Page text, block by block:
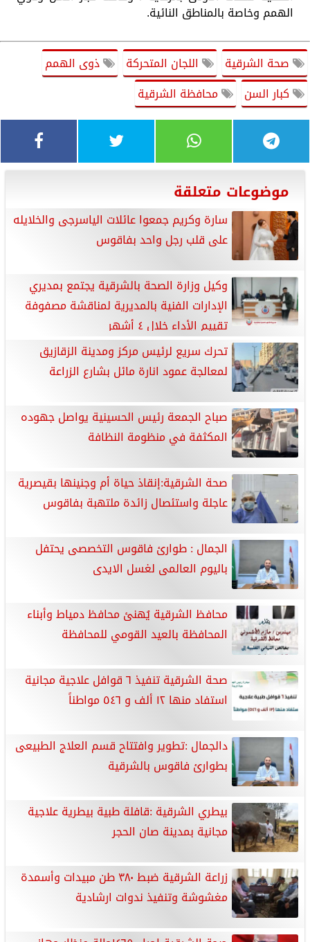
الهمم وخاصة بالمناطق النائية.
صحة الشرقية اللجان المتحركة
ذوى الهمم
كبار السن
محافظة الشرقية
موضوعات متعلقة
سارة وكريم جمعوا عائلات الياسرجى والخلايله
على قلب رجل واحد بفاقوس
وكيل وزارة الصحة بالشرقية يجتمع بمديري
الإدارات الفنية بالمديرية لمناقشة مصفوفة
تقييم الأداء خلال ٤ أشهر
تحرك سريع لرئيس مركز ومدينة الزقازيق
لمعالجة عمود انارة مائل بشارع الزراعة
صباح الجمعة رئيس الحسينية يواصل جهوده
المكثفة في منظومة النظافة
صحة الشرقية:إنقاذ حياة أم وجنينها بقيصرية
عاجلة واستئصال زائدة ملتهبة بفاقوس
الجمال : طوارئ فاقوس التخصصى يحتفل
باليوم العالمى لغسل الايدى
محافظ الشرقية يُهنئ محافظ دمياط وأبناء
المحافظة بالعيد القومي للمحافظة
صحة الشرقية تنفيذ ٦ قوافل علاجية مجانية
استفاد منها ١٢ ألف و ٥٤٦ مواطناً
دالجمال :تطوير وافتتاح قسم العلاج الطبيعى
بطوارئ فاقوس بالشرقية
بيطري الشرقية :قافلة طبية بيطرية علاجية
مجانية بمدينة صان الحجر
زراعة الشرقية ضبط ٣٨٠ طن مبيدات وأسمدة
مغشوشة وتنفيذ ندوات ارشادية